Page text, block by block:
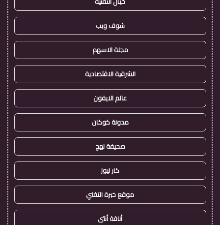
شوف ويب
مجلة الاسهم
الشرقية الاقتصادية
عالم الايفون
مدونة كوكان
صحيفة نهج
كار نيوز
موقع خبرة التقني
أناقة أنثى